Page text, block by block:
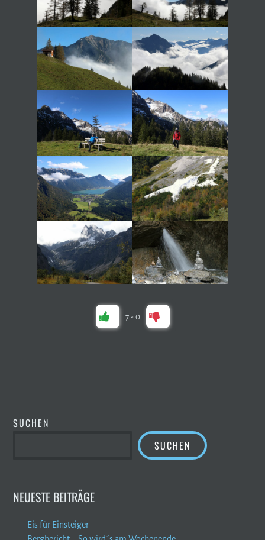
7 - 0
SUCHEN
SUCHEN
NEUESTE BEITRÄGE
Eis für Einsteiger